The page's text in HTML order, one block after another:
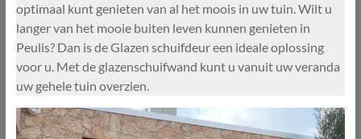
optimaal kunt genieten van al het moois in uw tuin. Wilt u
langer van het mooie buiten leven kunnen genieten in
Peulis? Dan is de Glazen schuifdeur een ideale oplossing
voor u. Met de glazenschuifwand kunt u vanuit uw veranda
uw gehele tuin overzien.